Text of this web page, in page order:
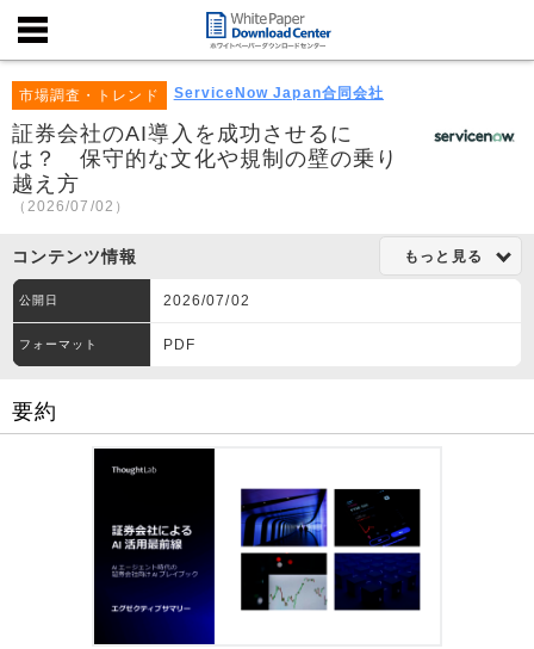
市場調査・トレンド ServiceNow Japan合同会社
証券会社のAI導入を成功させるに
は？ 保守的な文化や規制の壁の乗り
越え方
（2026/07/02）
コンテンツ情報 もっと見る
公開日 2026/07/02
フォーマット PDF
要約